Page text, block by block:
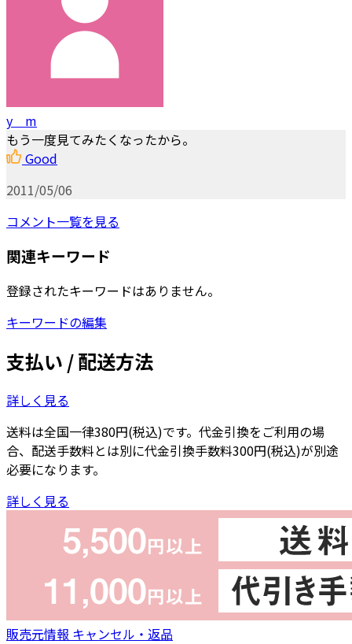
y m
もう一度見てみたくなったから。
Good
2011/05/06
コメント一覧を見る
関連キーワード
登録されたキーワードはありません。
キーワードの編集
支払い / 配送方法
詳しく見る
送料は全国一律380円(税込)です。代金引換をご利用の場
合、配送手数料とは別に代金引換手数料300円(税込)が別途
必要になります。
詳しく見る
販売元情報 キャンセル・返品